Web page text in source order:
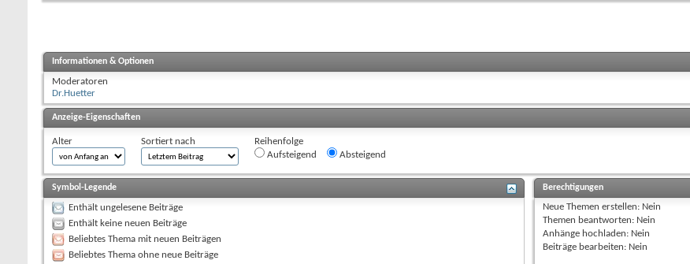
Informationen & Optionen
Moderatoren
Dr.Huetter
Anzeige-Eigenschaften
Alter Sortiert nach
Reihenfolge
Aufsteigend
Absteigend
Symbol-Legende
Enthält ungelesene Beiträge
Enthält keine neuen Beiträge
Beliebtes Thema mit neuen Beiträgen
Beliebtes Thema ohne neue Beiträge
Berechtigungen
Neue Themen erstellen: Nein
Themen beantworten: Nein
Anhänge hochladen: Nein
Beiträge bearbeiten: Nein